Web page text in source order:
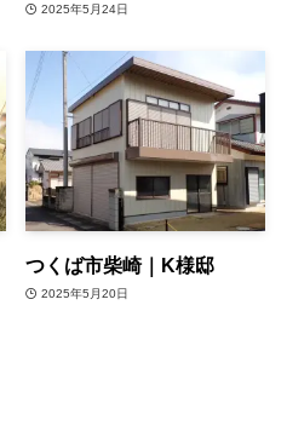
2025年5月24日
つくば市柴崎｜K様邸
2025年5月20日